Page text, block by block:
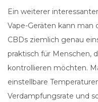
Ein weiterer
Vape-Geräten kann
CBDs ziemlich genau
praktisch für Menschen,
kontrollieren möchten.
einstellbare
Verdampfungsrate und